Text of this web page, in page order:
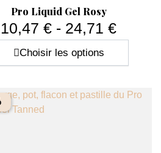
 Aperçu rapide
Pro Liquid Gel Rosy
10,47 € - 24,71 €
Choisir les options